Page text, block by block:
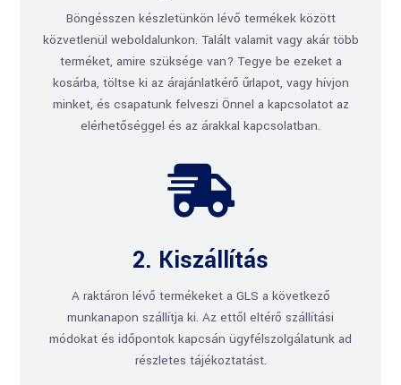
Böngésszen készletünkön lévő termékek között
közvetlenül weboldalunkon. Talált valamit vagy akár több
terméket, amire szüksége van? Tegye be ezeket a
kosárba, töltse ki az árajánlatkérő űrlapot, vagy hívjon
minket, és csapatunk felveszi Önnel a kapcsolatot az
elérhetőséggel és az árakkal kapcsolatban.

2. Kiszállítás
A raktáron lévő termékeket a GLS a következő
munkanapon szállítja ki. Az ettől eltérő szállítási
módokat és időpontok kapcsán ügyfélszolgálatunk ad
részletes tájékoztatást.